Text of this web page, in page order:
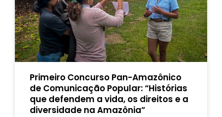
Primeiro Concurso Pan-Amazônico
de Comunicação Popular: “Histórias
que defendem a vida, os direitos e a
diversidade na Amazônia”